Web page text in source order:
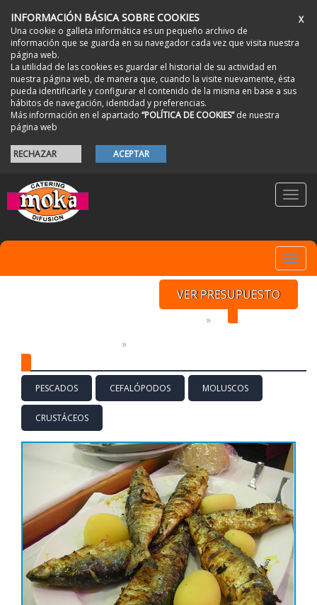
X
INFORMACIÓN BÁSICA SOBRE COOKIES
Una cookie o galleta informática es un pequeño archivo de
información que se guarda en su navegador cada vez que visita nuestra
página web.
La utilidad de las cookies es guardar el historial de su actividad en
nuestra página web, de manera que, cuando la visite nuevamente, ésta
pueda identificarle y configurar el contenido de la misma en base a sus
hábitos de navegación, identidad y preferencias.
Más información en el apartado “POLÍTICA DE COOKIES”de nuestra
página web
RECHAZAR ACEPTAR
VER PRESUPUESTO
PESCADOS CEFALÓPODOS MOLUSCOS
CRUSTÁCEOS